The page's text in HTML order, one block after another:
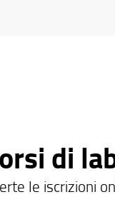
di
le iscrizioni